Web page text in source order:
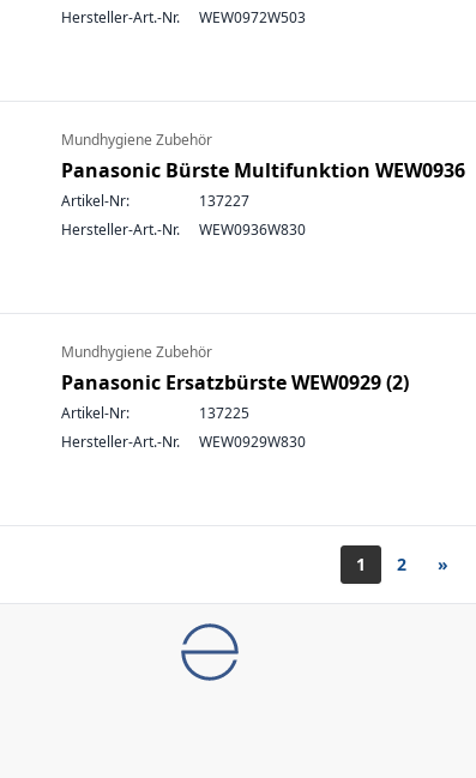
Hersteller-Art.-Nr.
WEW0972W503
Mundhygiene Zubehör
Panasonic Bürste Multifunktion WEW0936
Artikel-Nr:
137227
Hersteller-Art.-Nr.
WEW0936W830
Mundhygiene Zubehör
Panasonic Ersatzbürste WEW0929 (2)
Artikel-Nr:
137225
Hersteller-Art.-Nr.
WEW0929W830
1 2 »